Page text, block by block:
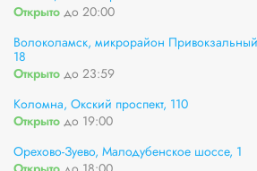
Открыто до 20:00
Волоколамск, микрорайон
18
Открыто до 23:59
Коломна, Окский проспект, 110
Открыто до 19:00
Орехово-Зуево, Малодубенское шоссе, 1